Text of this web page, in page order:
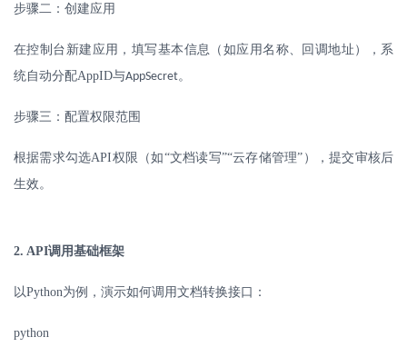
步骤二：创建应用
在控制台新建应用，填写基本信息（如应用名称、回调地址），系
统自动分配AppID与AppSecret。
步骤三：配置权限范围
根据需求勾选API权限（如“文档读写”“云存储管理”），提交审核后
生效。
2. API调用基础框架
以Python为例，演示如何调用文档转换接口：
python